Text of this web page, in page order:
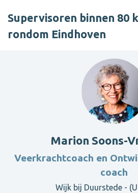
Supervisoren binnen 80
rondom Eindhoven
Marion Soons-
Veerkrachtcoach en
coach
Wijk bij Duurstede -